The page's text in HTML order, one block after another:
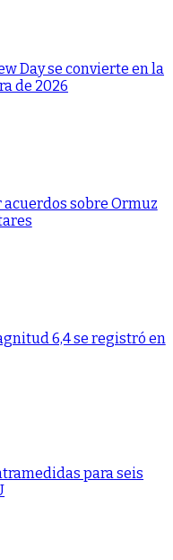
Day se convierte en la
de 2026
sobre Ormuz
6,4 se registró en
para seis